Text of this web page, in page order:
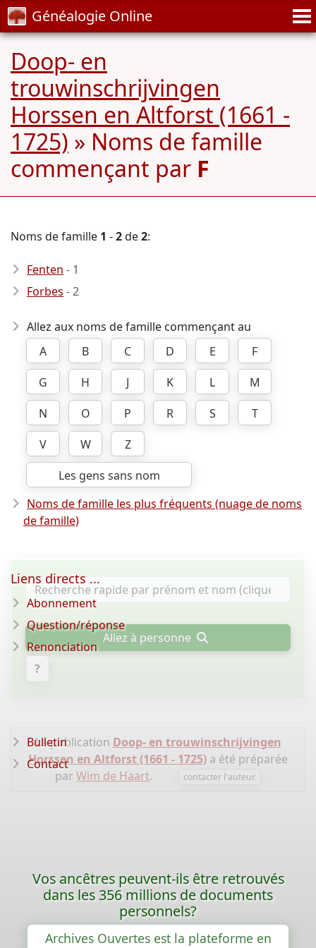
Généalogie Online
Doop- en
trouwinschrijvingen
Horssen en Altforst (1661 -
1725) » Noms de famille
commençant par F
Noms de famille 1 -2de2:
Fenten - 1
Forbes - 2
Allez aux noms de famille commençant au
A
B C D E
F
G
H J K L
M
N
O P R S
T
V
W
Z
Les gens sans nom
Noms de famille les plus fréquents (nuage de noms
de famille)
Allez à personne
?
La publication Doop- en trouwinschrijvingen
Horssen en Altforst (1661 - 1725) a été préparée
parWim de Haart. contacter l'auteur
Liens directs ...
Abonnement
Question/réponse
Renonciation
Bulletin
Contact
Vos ancêtres peuvent-ils être retrouvés
dans les 356 millions de documents
personnels?
Archives Ouvertes est la plateforme en